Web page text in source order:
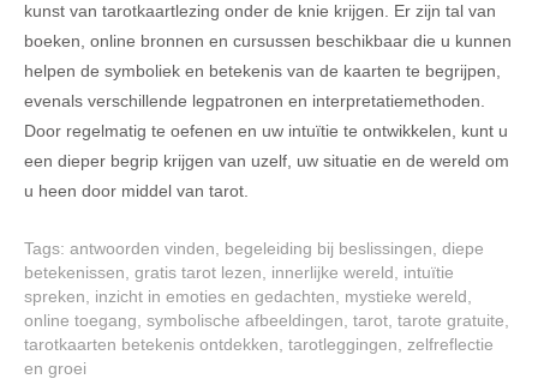
kunst van tarotkaartlezing onder de knie krijgen. Er zijn tal van
boeken, online bronnen en cursussen beschikbaar die u kunnen
helpen de symboliek en betekenis van de kaarten te begrijpen,
evenals verschillende legpatronen en interpretatiemethoden.
Door regelmatig te oefenen en uw intuïtie te ontwikkelen, kunt u
een dieper begrip krijgen van uzelf, uw situatie en de wereld om
u heen door middel van tarot.
Tags: antwoorden vinden begeleiding bij beslissingen diepe
betekenissen gratis tarot lezen innerlijke wereld
intuïtie
spreken
inzicht in emoties en gedachten mystieke wereld
online toegang symbolische afbeeldingen tarot tarote gratuite
tarotkaarten betekenis ontdekken tarotleggingen
zelfreflectie
en groei